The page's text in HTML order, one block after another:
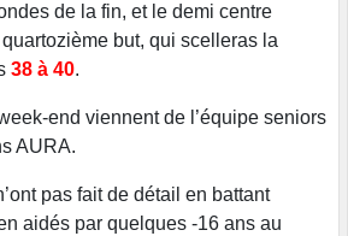
de la fin, et le demi centre
but, qui scelleras la
38 à 40.
end viennent de l’équipe seniors
AURA.
pas fait de détail en battant
aidés par quelques -16 ans au